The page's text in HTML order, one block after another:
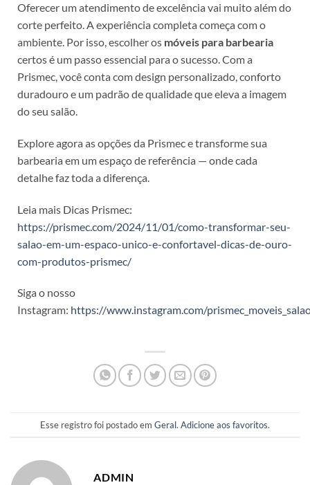
Oferecer um atendimento de excelência vai muito além do
corte perfeito. A experiência completa começa com o
ambiente. Por isso, escolher os móveis para barbearia
certos é um passo essencial para o sucesso. Com a
Prismec, você conta com design personalizado, conforto
duradouro e um padrão de qualidade que eleva a imagem
do seu salão.
Explore agora as opções da Prismec e transforme sua
barbearia em um espaço de referência — onde cada
detalhe faz toda a diferença.
Leia mais Dicas Prismec:
https://prismec.com/2024/11/01/como-transformar-seu-
salao-em-um-espaco-unico-e-confortavel-dicas-de-ouro-
com-produtos-prismec/
Siga o nosso
Instagram: https://www.instagram.com/
Esse registro foi postado em Geral. Adicione aos favoritos.
ADMIN